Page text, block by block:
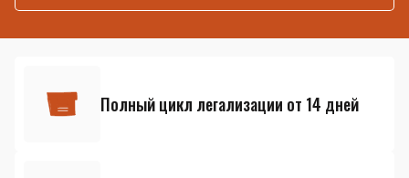
Полный цикл легализации от 14 дней